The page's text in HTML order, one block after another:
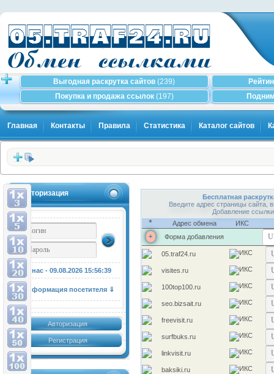
Выгодная раскрутка сайтов (239)
Покупка и продажа ссылок (197)
Главная Контакты Правила Статистика Каталог сайтов
Авторизация
У нас - 09.08.2026 15:56:39
Информация посетителя ⇓
Авторизация
Регистрация
Бесплатная
Введите адрес страницы сайта,
Добавление
* Адрес обмена
ИКС
+
Форма добавления
05.traf24.ru
visites.ru
100top100.ru
seo.bizsait.ru
freevisit.ru
surfbuks.ru
linkvisit.ru
baksiki.ru